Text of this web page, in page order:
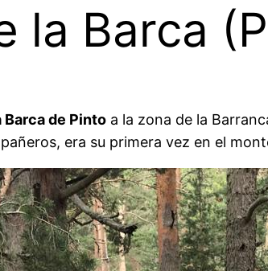
la Barca
Barca de Pinto a la zona de la
era su primera vez en el